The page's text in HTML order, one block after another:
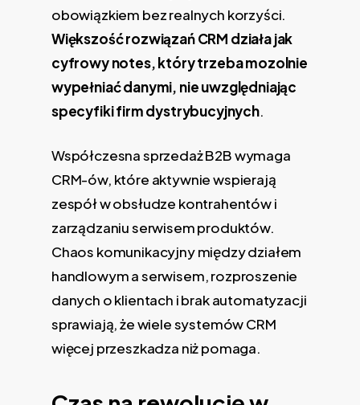
obowiązkiem bez realnych korzyści.
Większość rozwiązań CRM działa jak
cyfrowy notes, który trzeba mozolnie
wypełniać danymi, nie uwzględniając
specyfiki firm dystrybucyjnych.
Współczesna sprzedaż B2B wymaga
CRM-ów, które aktywnie wspierają
zespół w obsłudze kontrahentów i
zarządzaniu serwisem produktów.
Chaos komunikacyjny między działem
handlowym a serwisem, rozproszenie
danych o klientach i brak automatyzacji
sprawiają, że wiele systemów CRM
więcej przeszkadza niż pomaga.